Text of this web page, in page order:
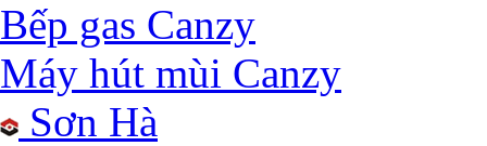
Bếp gas Canzy
Máy hút mùi Canzy
Sơn Hà